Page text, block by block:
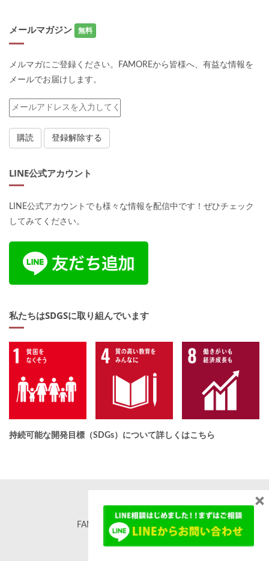
メールマガジン 無料
メルマガにご登録ください。FAMOREから皆様へ、有益な情報を
メールでお届けします。
LINE公式アカウント
LINE公式アカウントでも様々な情報を配信中です！ぜひチェック
してみてください。
私たちはSDGSに取り組んでいます
持続可能な開発目標（SDGs）について詳しくはこちら
FAMORE. All rights reserved. ©
famore.co.jp
×